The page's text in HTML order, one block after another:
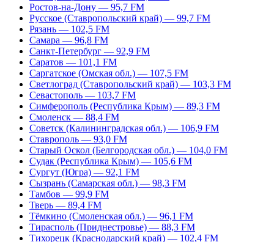
Ростов-на-Дону — 95,7 FM
Русское (Ставропольский край) — 99,7 FM
Рязань — 102,5 FM
Самара — 96,8 FM
Санкт-Петербург — 92,9 FM
Саратов — 101,1 FM
Саргатское (Омская обл.) — 107,5 FM
Светлоград (Ставропольский край) — 103,3 FM
Севастополь — 103,7 FM
Симферополь (Республика Крым) — 89,3 FM
Смоленск — 88,4 FM
Советск (Калининградская обл.) — 106,9 FM
Ставрополь — 93,0 FM
Старый Оскол (Белгородская обл.) — 104,0 FM
Судак (Республика Крым) — 105,6 FM
Сургут (Югра) — 92,1 FM
Сызрань (Самарская обл.) — 98,3 FM
Тамбов — 99,9 FM
Тверь — 89,4 FM
Тёмкино (Смоленская обл.) — 96,1 FM
Тирасполь (Приднестровье) — 88,3 FM
Тихорецк (Краснодарский край) — 102,4 FM